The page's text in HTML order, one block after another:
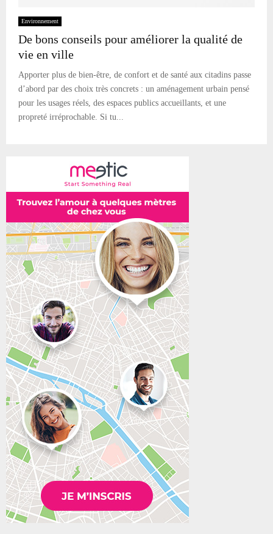
Environnement
De bons conseils pour améliorer la qualité de
vie en ville
Apporter plus de bien-être, de confort et de santé aux citadins passe
d’abord par des choix très concrets : un aménagement urbain pensé
pour les usages réels, des espaces publics accueillants, et une
propreté irréprochable. Si tu...